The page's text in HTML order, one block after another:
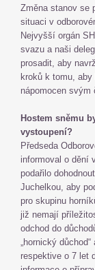
Změna stanov se
situaci v
Nejvyšší orgán
svazu a naši
prosadit, aby
kroků k tomu,
nápomocen svým
Hostem sněmu
vystoupení?
Předseda
informoval o dění
podařilo
Juchelkou, aby
pro skupinu
již nemají
odchod do
„hornický
respektive o 7 let